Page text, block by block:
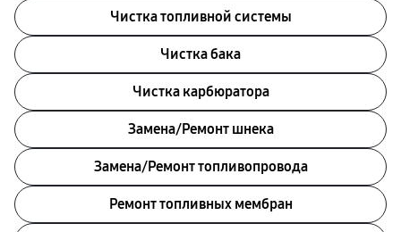
Чистка топливной системы
Чистка бака
Чистка карбюратора
Замена/Pемонт шнека
Замена/Pемонт топливопровода
Ремонт топливных мембран